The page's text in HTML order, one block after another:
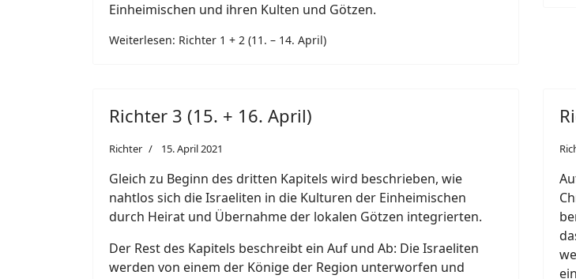
Einheimischen und ihren Kulten und Götzen.
Weiterlesen: Richter 1 + 2 (11. – 14. April)
Richter 3 (15. + 16. April)
Richter 15. April 2021
Gleich zu Beginn des dritten Kapitels wird beschrieben, wie
nahtlos sich die Israeliten in die Kulturen der Einheimischen
durch Heirat und Übernahme der lokalen Götzen integrierten.
Der Rest des Kapitels beschreibt ein Auf und Ab: Die Israeliten
werden von einem der Könige der Region unterworfen und